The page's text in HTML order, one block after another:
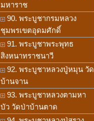
มหาราช
90. พระบูชากรมหลวง
ชุมพรเขตอุดมศักดิ์
91. พระบูชาพระพุทธ
สิงหนาทราชนาวี
92. พระบูชาหลวงปู่หมุน วัด
บ้านจาน
93. พระบูชาหลวงตามหา
บัว วัดป่าบ้านตาด